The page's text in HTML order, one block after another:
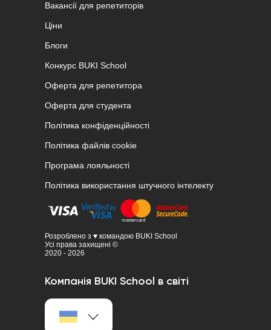
Вакансії для репетиторів
Ціни
Блоги
Конкурс BUKI School
Оферта для репетитора
Оферта для студента
Політика конфіденційності
Політика файлів cookie
Програма лояльності
Політика використання штучного інтелекту
Розроблено з ♥ командою BUKI School
Усі права захищені ©
2020 - 2026
Компанія BUKI School в світі